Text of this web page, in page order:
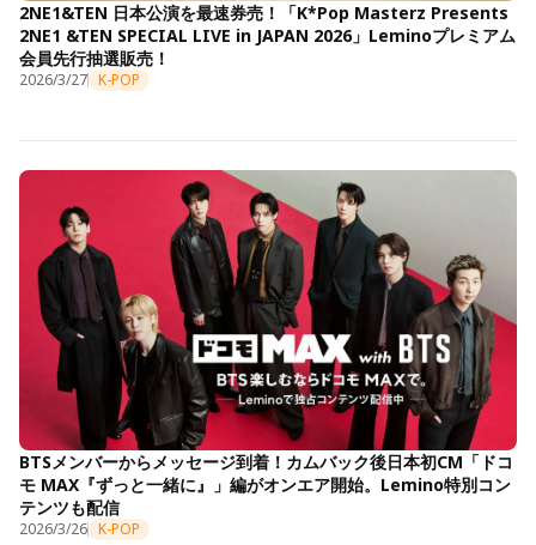
2NE1&TEN 日本公演を最速券売！「K*Pop Masterz Presents
2NE1 &TEN SPECIAL LIVE in JAPAN 2026」Leminoプレミアム
会員先行抽選販売！
2026/3/27 K-POP
BTSメンバーからメッセージ到着！カムバック後日本初CM「ドコ
モ MAX『ずっと一緒に』」編がオンエア開始。Lemino特別コン
テンツも配信
2026/3/26 K-POP